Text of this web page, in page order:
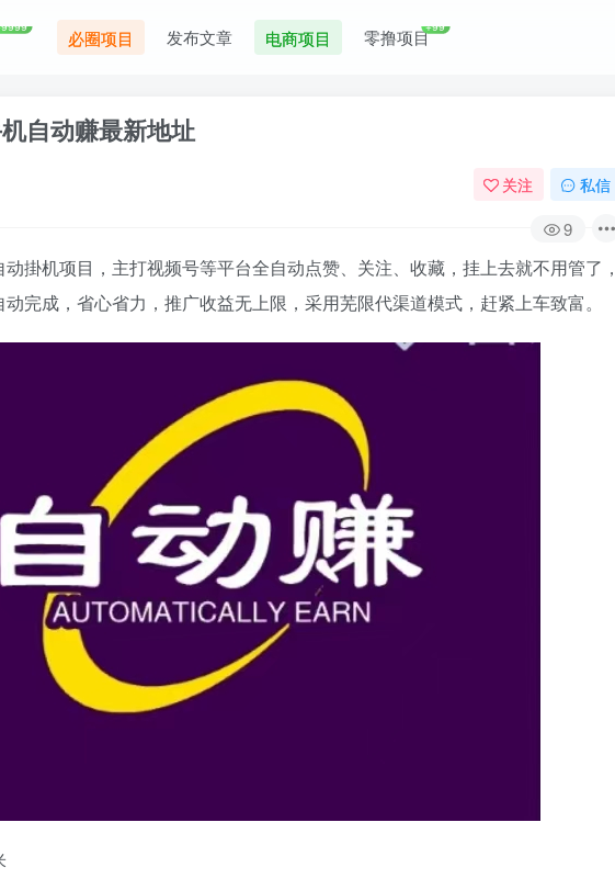
必圈项目 发布文章 电商项目 零撸项目+99
自动赚最新地址
关注 私信
9
掛机项目，主打视频号等平台全自动点赞、关注、收藏，挂上去就不用管了
完成，省心省力，推广收益无上限，采用芜限代渠道模式，赶紧上车致富。